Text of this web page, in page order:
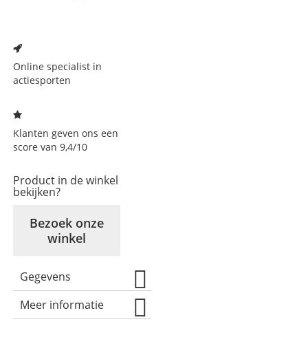
verlanglijst
Online specialist in
actiesporten
Klanten geven ons een
score van 9,4/10
Product in de winkel
bekijken?
Bezoek onze
winkel
Gegevens
Meer informatie